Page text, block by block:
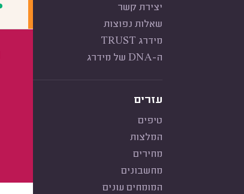
יצירת קשר
שאלות נפוצות
מידרג TRUST
ה-DNA של מידרג
עזרים
טיפים
המלצות
מחירים
מחשבונים
המומחים עונים